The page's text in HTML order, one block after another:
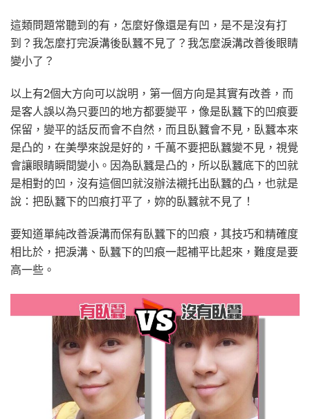
這類問題常聽到的有，怎麼好像還是有凹，是不是沒有打
到？我怎麼打完淚溝後臥蠶不見了？我怎麼淚溝改善後眼睛
變小了？
以上有2個大方向可以說明，第一個方向是其實有改善，而
是客人誤以為只要凹的地方都要變平，像是臥蠶下的凹痕要
保留，變平的話反而會不自然，而且臥蠶會不見，臥蠶本來
是凸的，在美學來說是好的，千萬不要把臥蠶變不見，視覺
會讓眼睛瞬間變小。因為臥蠶是凸的，所以臥蠶底下的凹就
是相對的凹，沒有這個凹就沒辦法襯托出臥蠶的凸，也就是
說：把臥蠶下的凹痕打平了，妳的臥蠶就不見了！
要知道單純改善淚溝而保有臥蠶下的凹痕，其技巧和精確度
相比於，把淚溝、臥蠶下的凹痕一起補平比起來，難度是要
高一些。